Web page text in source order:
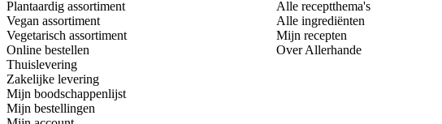
Plantaardig assortiment
Vegan assortiment
Vegetarisch assortiment
Online bestellen
Thuislevering
Zakelijke levering
Mijn boodschappenlijst
Mijn bestellingen
Alle receptthema's
Alle ingrediënten
Mijn recepten
Over Allerhande